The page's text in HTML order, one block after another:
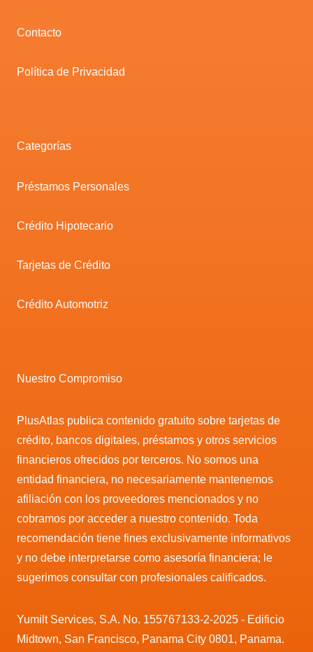
Contacto
Política de Privacidad
Categorías
Préstamos Personales
Crédito Hipotecario
Tarjetas de Crédito
Crédito Automotriz
Nuestro Compromiso
PlusAtlas publica contenido gratuito sobre tarjetas de
crédito, bancos digitales, préstamos y otros servicios
financieros ofrecidos por terceros. No somos una
entidad financiera, no necesariamente mantenemos
afiliación con los proveedores mencionados y no
cobramos por acceder a nuestro contenido. Toda
recomendación tiene fines exclusivamente informativos
y no debe interpretarse como asesoría financiera; le
sugerimos consultar con profesionales calificados.
Yumilt Services, S.A. No. 155767133-2-2025 - Edificio
Midtown, San Francisco, Panama City 0801, Panama.